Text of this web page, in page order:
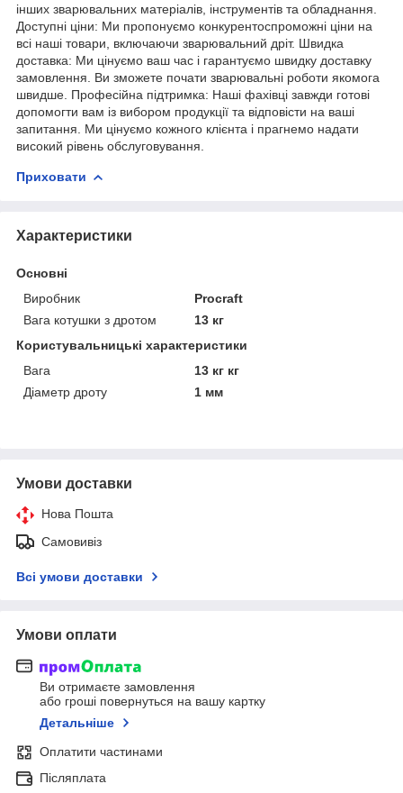
інших зварювальних матеріалів, інструментів та обладнання.
Доступні ціни: Ми пропонуємо конкурентоспроможні ціни на
всі наші товари, включаючи зварювальний дріт. Швидка
доставка: Ми цінуємо ваш час і гарантуємо швидку доставку
замовлення. Ви зможете почати зварювальні роботи якомога
швидше. Професійна підтримка: Наші фахівці завжди готові
допомогти вам із вибором продукції та відповісти на ваші
запитання. Ми цінуємо кожного клієнта і прагнемо надати
високий рівень обслуговування.
Приховати
Характеристики
Основні
Виробник
Procraft
Вага котушки з дротом
13 кг
Користувальницькі характеристики
Вага
13 кг кг
Діаметр дроту
1 мм
Умови доставки
Нова Пошта
Самовивіз
Всі умови доставки
Умови оплати
Ви отримаєте замовлення
або гроші повернуться на вашу картку
Детальніше
Оплатити частинами
Післяплата